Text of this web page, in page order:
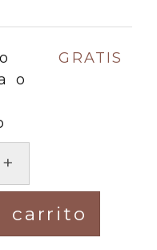
o
GRATIS
+
carrito